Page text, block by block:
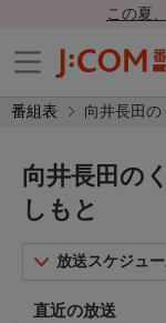
この夏
番組表 向井長田の
向井長田の
しもと
放送スケジュ
直近の放送